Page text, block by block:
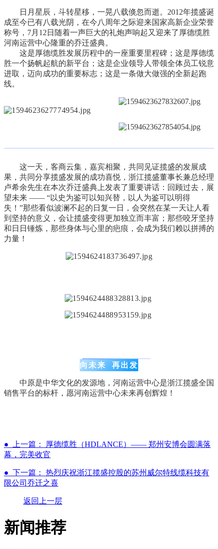
日月星辰，斗转星移，一晃八载倏忽而逝。 2012年揽盛诞
成至今已有八载光阴，在今八周年之际迎来国家高新企业荣誉
称号，7月12日随着一声巨大的礼炮声响起又迎来了厚德缆胜
河南运营中心隆重的乔迁盛典。
这是厚德缆胜发展历程中的一座重要里程碑；这是厚德缆
胜一个扬帆起航的新平台；这是企业领导人带领全体员工锐意
进取，迈向成功的重要标志；这是一条做大做强的全新起跑
线。
这一天，客商云集，嘉宾相聚，共同见证揽盛的发展成
果，共同分享揽盛发展的成功喜悦，浙江揽盛董事长兼总经理
卢希余先生在本次乔迁盛典上发表了重要讲话：回顾过去，展
望未来 —— “以史为鉴可以知兴替，以人为鉴可以明得
失！”那些看似波澜不起的日复一日，会突然在某一天让人看
到坚持的意义，会让揽盛变得更加独立而丰富；那些咬牙坚持
和日日锤炼，那些身体与心里的疤痕，会成为我们赖以拼搏的
力量！
向未来 再出发
中原是中华文化的发源地，河南运营中心是浙江揽盛全国
销售平台的标杆，愿河南运营中心未来再创辉煌！
● 上一篇： 厚德缆胜（HDLANCE）—— 郑州安博会圆满落
幕，完美收官
● 下一篇： 热烈庆祝浙江揽盛控股的苏州威尔特线缆科技有
限公司乔迁之喜
返回上一层
新闻推荐